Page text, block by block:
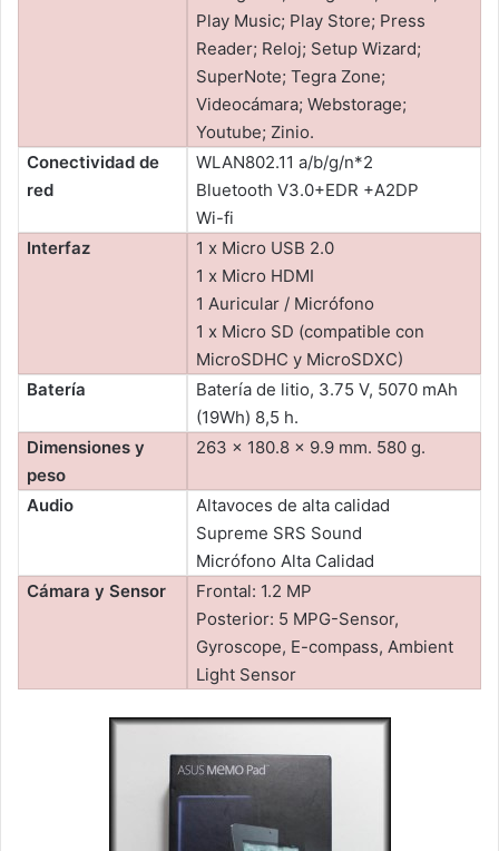
Play Music; Play Store; Press
Reader; Reloj; Setup Wizard;
SuperNote; Tegra Zone;
Videocámara; Webstorage;
Youtube; Zinio.
Conectividad de
red
WLAN802.11 a/b/g/n*2
Bluetooth V3.0+EDR +A2DP
Wi-fi
Interfaz
1 x Micro USB 2.0
1 x Micro HDMI
1 Auricular / Micrófono
1 x Micro SD (compatible con
MicroSDHC y MicroSDXC)
Batería
Batería de litio, 3.75 V, 5070 mAh
(19Wh) 8,5 h.
Dimensiones y
peso
263 x 180.8 x 9.9 mm. 580 g.
Audio
Altavoces de alta calidad
Supreme SRS Sound
Micrófono Alta Calidad
Cámara y Sensor
Frontal: 1.2 MP
Posterior: 5 MPG-Sensor,
Gyroscope, E-compass, Ambient
Light Sensor